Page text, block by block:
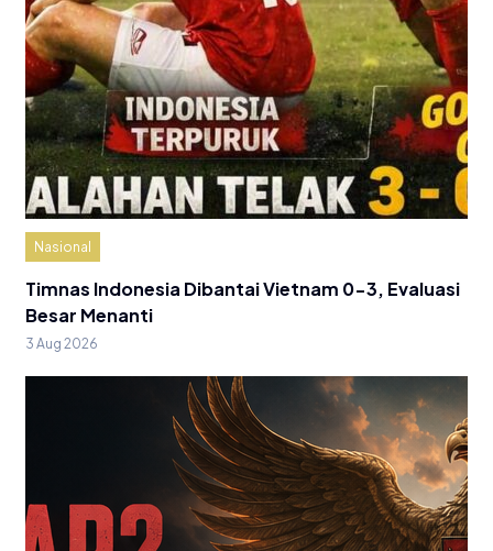
Nasional
Timnas Indonesia Dibantai Vietnam 0-3, Evaluasi
Besar Menanti
3 Aug 2026